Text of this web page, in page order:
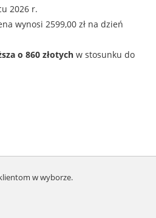
2026 r.
wynosi 2599,00 zł na dzień
o 860 złotych w stosunku do
w wyborze.